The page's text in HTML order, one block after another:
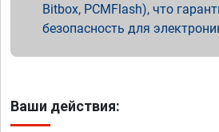
Bitbox, PCMFlash), что
безопасность для
Ваши действия: